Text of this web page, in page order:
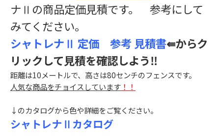
ナⅡの商品定価見積です。 参考にして
みてください。
シャトレナⅡ 定価 参考 見積書⇚からク
リックして見積を確認しよう‼
距離は10メートルで、高さは80センチのフェンスです。
人気な商品をチョイスしています ！！
↓のカタログから色や詳細をご覧ください。
シャトレナⅡカタログ